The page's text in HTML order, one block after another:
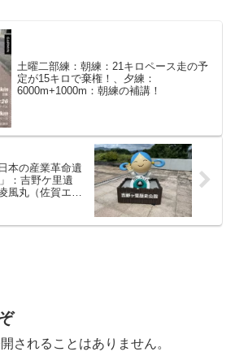
土曜二部練：朝練：21キロペース走の予
定が15キロで棄権！、夕練：
6000m+1000m：朝練の補講！
本の産業革命遺
：吉野ケ里遺
風丸（佐賀エリ
されることはありません。